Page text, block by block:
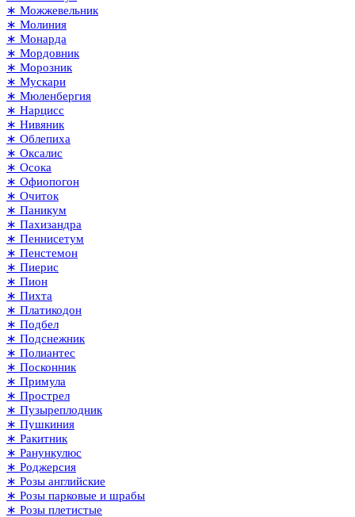
∗ Можжевельник
∗ Молиния
∗ Монарда
∗ Мордовник
∗ Морозник
∗ Мускари
∗ Мюленбергия
∗ Нарцисс
∗ Нивяник
∗ Облепиха
∗ Оксалис
∗ Осока
∗ Офиопогон
∗ Очиток
∗ Паникум
∗ Пахизандра
∗ Пеннисетум
∗ Пенстемон
∗ Пиерис
∗ Пион
∗ Пихта
∗ Платикодон
∗ Подбел
∗ Подснежник
∗ Полиантес
∗ Посконник
∗ Примула
∗ Прострел
∗ Пузыреплодник
∗ Пушкиния
∗ Ракитник
∗ Ранункулюс
∗ Роджерсия
∗ Розы английские
∗ Розы парковые и шрабы
∗ Розы плетистые